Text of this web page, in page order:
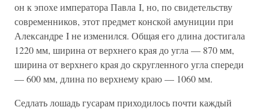
он к эпохе императора Павла I, но, по свидетельству
современников, этот предмет конской амуниции при
Александре I не изменился. Общая его длина достигала
1220 мм, ширина от верхнего края до угла — 870 мм,
ширина от верхнего края до скругленного угла спереди
— 600 мм, длина по верхнему краю — 1060 мм.
Седлать лошадь гусарам приходилось почти каждый